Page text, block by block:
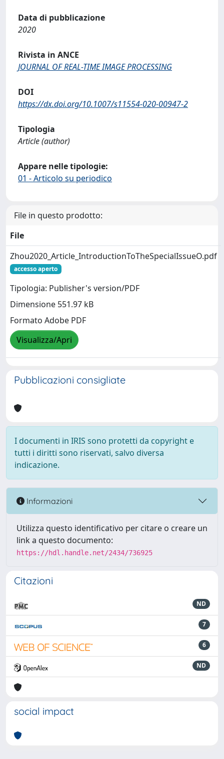
Data di pubblicazione
2020
Rivista in ANCE
JOURNAL OF REAL-TIME IMAGE PROCESSING
DOI
https://dx.doi.org/10.1007/s11554-020-00947-2
Tipologia
Article (author)
Appare nelle tipologie:
01 - Articolo su periodico
File in questo prodotto:
File
Zhou2020_Article_IntroductionToTheSpecialIssueO.pdf
accesso aperto
Tipologia: Publisher's version/PDF
Dimensione 551.97 kB
Formato Adobe PDF
Visualizza/Apri
Pubblicazioni consigliate
I documenti in IRIS sono protetti da copyright e
tutti i diritti sono riservati, salvo diversa
indicazione.
Informazioni
Utilizza questo identificativo per citare o creare un
link a questo documento:
https://hdl.handle.net/2434/736925
Citazioni
ND
7
6
ND
social impact